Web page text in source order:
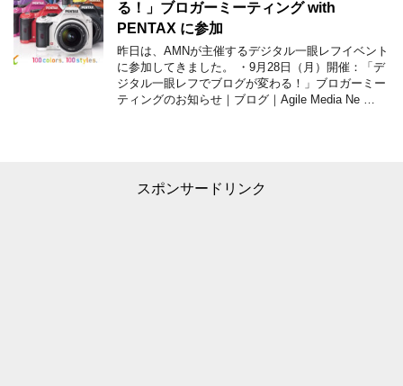
る！」ブロガーミーティング with
PENTAX に参加
昨日は、AMNが主催するデジタル一眼レフイベント
に参加してきました。 ・9月28日（月）開催：「デ
ジタル一眼レフでブログが変わる！」ブロガーミー
ティングのお知らせ｜ブログ｜Agile Media Ne …
スポンサードリンク